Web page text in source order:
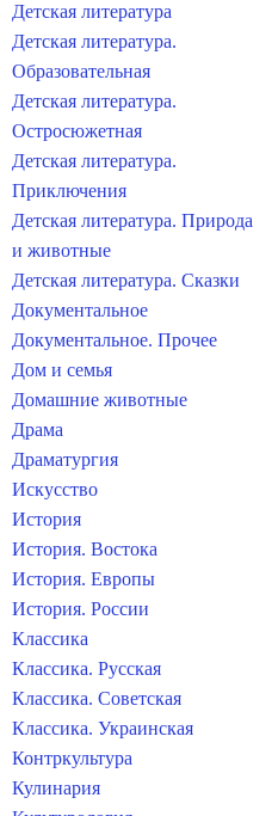
Детская литература
Детская литература.
Образовательная
Детская литература.
Остросюжетная
Детская литература.
Приключения
Детская литература. Природа
и животные
Детская литература. Сказки
Документальное
Документальное. Прочее
Дом и семья
Домашние животные
Драма
Драматургия
Искусство
История
История. Востока
История. Европы
История. России
Классика
Классика. Русская
Классика. Советская
Классика. Украинская
Контркультура
Кулинария